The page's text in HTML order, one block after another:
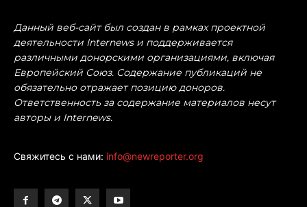
Данный веб-сайт был создан в рамках проектной
деятельности Internews и поддерживается
различными донорскими организациями, включая
Европейский Союз. Содержание публикаций не
обязательно отражает позицию доноров.
Ответственность за содержание материалов несут
авторы и Internews.
Свяжитесь с нами: info@newreporter.org